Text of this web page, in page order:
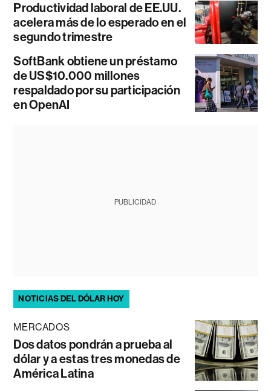
Productividad laboral de EE.UU.
acelera más de lo esperado en el
segundo trimestre
SoftBank obtiene un préstamo
de US$10.000 millones
respaldado por su participación
en OpenAI
PUBLICIDAD
NOTICIAS DEL DÓLAR HOY
MERCADOS
Dos datos pondrán a prueba al
dólar y a estas tres monedas de
América Latina